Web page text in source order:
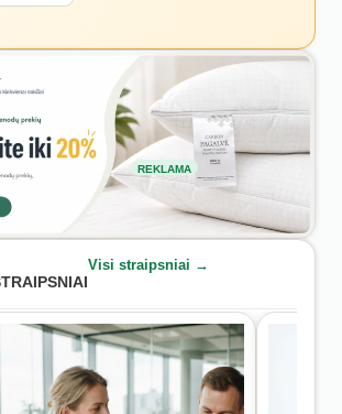
REKLAMA
Visi straipsniai →